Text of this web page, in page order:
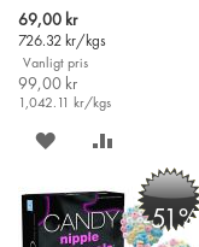
Special
Price
69,00 kr
726.32 kr/kgs
Vanligt pris
99,00 kr
1,042.11 kr/kgs
SPARA
ÖNSKELISTAN
JÄMFÖR
-51%